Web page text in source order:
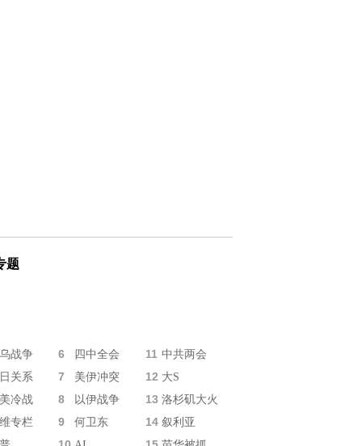
题
战争 6 四中全会 11 中共两会
关系
7 美伊冲突 12 大S
冷战
8 以伊战争 13 洛杉矶大火
专栏
9 何卫东 14 叙利亚